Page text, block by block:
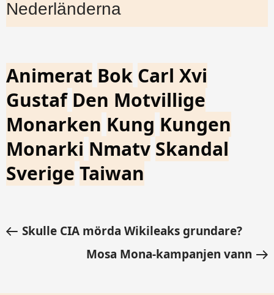
Nederländerna
Animerat Bok Carl Xvi
Gustaf Den Motvillige
Monarken Kung Kungen
Monarki Nmatv Skandal
Sverige Taiwan
Skulle CIA mörda Wikileaks grundare?
Mosa Mona-kampanjen vann